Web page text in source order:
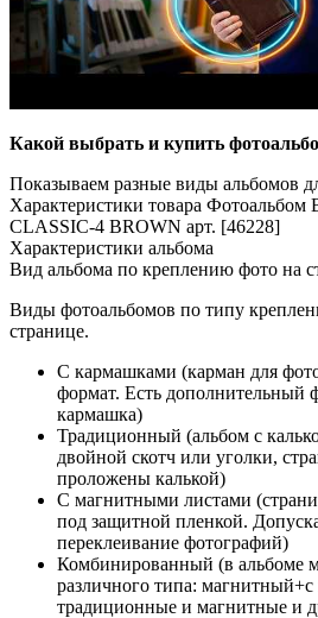
Какой выбрать и купить
Показываем разные виды альбомов
Характеристики товара Фотоальбом
CLASSIC-4 BROWN арт. [46228]
Характеристики альбома
Вид альбома по креплению фото на
Виды фотоальбомов по типу
странице.
С кармашками (карман для
формат. Есть дополнительный
кармашка)
Традиционный (альбом с
двойной скотч или уголки,
проложены калькой)
С магнитными листами
под защитной пленкой.
переклеивание фотографий)
Комбинированный (в альбоме
различного типа:
традиционные и магнитные и